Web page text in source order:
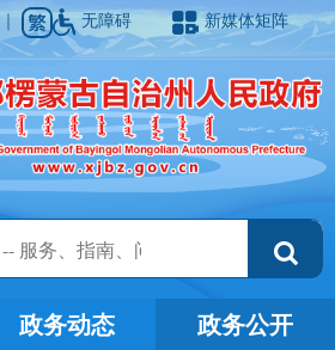
｜ 无障碍 新媒体矩阵
政务动态
政务公开